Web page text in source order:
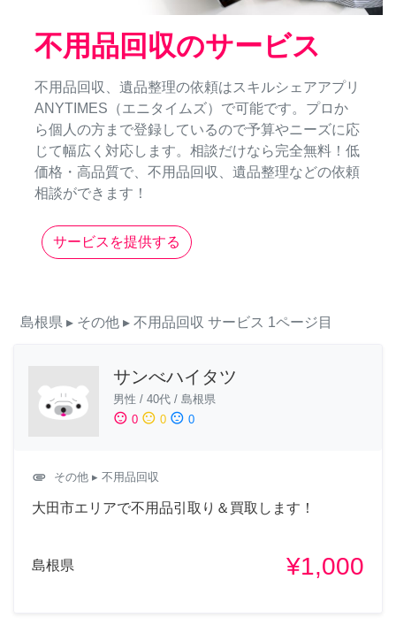
不用品回収のサービス
不用品回収、遺品整理の依頼はスキルシェアアプリ
ANYTIMES（エニタイムズ）で可能です。プロか
ら個人の方まで登録しているので予算やニーズに応
じて幅広く対応します。相談だけなら完全無料！低
価格・高品質で、不用品回収、遺品整理などの依頼
相談ができます！
サービスを提供する
島根県 ▸ その他 ▸ 不用品回収 サービス 1ページ目
サンべハイタツ
男性 / 40代 / 島根県
sentiment_satisfied 0 sentiment_neutral 0 sentiment_dissatisfied 0
attachment その他 ▸ 不用品回収
大田市エリアで不用品引取り＆買取します！
島根県 ¥1,000